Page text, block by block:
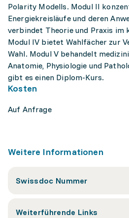
Polarity Modells. Modul II
Energiekreisläufe und deren
verbindet Theorie und Praxis im
Modul IV bietet Wahlfächer zur
Wahl. Modul V behandelt
Anatomie, Physiologie und
gibt es einen Diplom-Kurs.
Kosten
Auf Anfrage
Weitere Informationen
Swissdoc Nummer
Weiterführende Links